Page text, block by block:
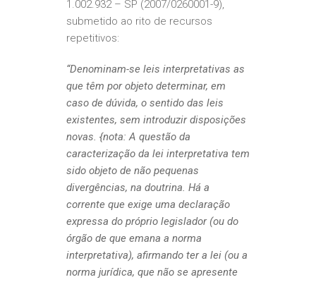
1.002.932 – SP (2007/0260001-9),
submetido ao rito de recursos
repetitivos:
“Denominam-se leis interpretativas as
que têm por objeto determinar, em
caso de dúvida, o sentido das leis
existentes, sem introduzir disposições
novas. {nota: A questão da
caracterização da lei interpretativa tem
sido objeto de não pequenas
divergências, na doutrina. Há a
corrente que exige uma declaração
expressa do próprio legislador (ou do
órgão de que emana a norma
interpretativa), afirmando ter a lei (ou a
norma jurídica, que não se apresente